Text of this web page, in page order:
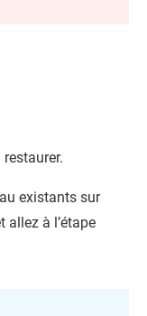
existants sur
allez à l’étape